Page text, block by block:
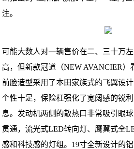
注。
可能大数人对一辆售价在二、三十万
高，但新款冠道（NEW AVANCIER）
前脸造型采用了本田家族式的飞翼设
个性十足，保险杠强化了宽阔感的锐
息。发动机两侧的散热口非常吸引眼
贯通，流光式LED转向灯、鹰翼式全
感和科技感的灯组。19寸全新设计的